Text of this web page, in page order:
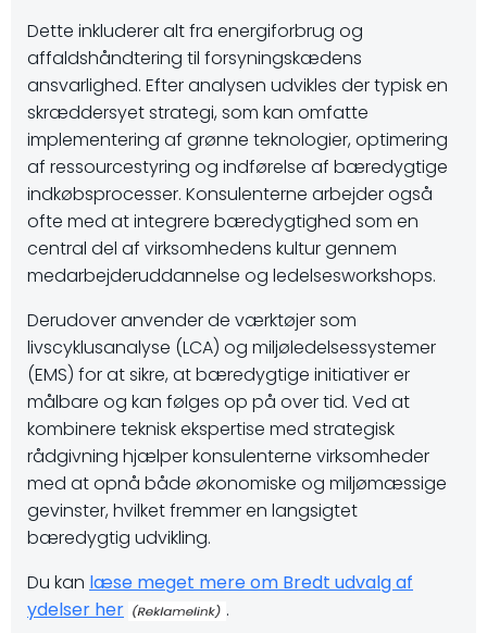
Dette inkluderer alt fra energiforbrug og
affaldshåndtering til forsyningskædens
ansvarlighed. Efter analysen udvikles der typisk en
skræddersyet strategi, som kan omfatte
implementering af grønne teknologier, optimering
af ressourcestyring og indførelse af bæredygtige
indkøbsprocesser. Konsulenterne arbejder også
ofte med at integrere bæredygtighed som en
central del af virksomhedens kultur gennem
medarbejderuddannelse og ledelsesworkshops.
Derudover anvender de værktøjer som
livscyklusanalyse (LCA) og miljøledelsessystemer
(EMS) for at sikre, at bæredygtige initiativer er
målbare og kan følges op på over tid. Ved at
kombinere teknisk ekspertise med strategisk
rådgivning hjælper konsulenterne virksomheder
med at opnå både økonomiske og miljømæssige
gevinster, hvilket fremmer en langsigtet
bæredygtig udvikling.
Du kan læse meget mere om Bredt udvalg af
ydelser her
.